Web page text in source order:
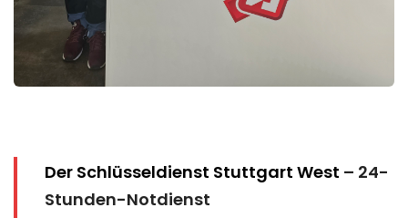
Der Schlüsseldienst Stuttgart West – 24-
Stunden-Notdienst